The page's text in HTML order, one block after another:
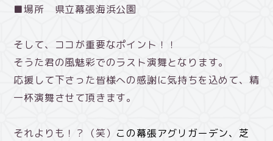
■場所 県立幕張海浜公園
そして、ココが重要なポイント！！
そうた君の風魅彩でのラスト演舞となります。
応援して下さった皆様への感謝に気持ちを込めて、精
一杯演舞させて頂きます。
それよりも！？（笑） この幕張アグリガーデン、芝